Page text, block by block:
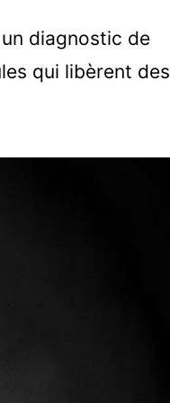
diagnostic de
qui libèrent des